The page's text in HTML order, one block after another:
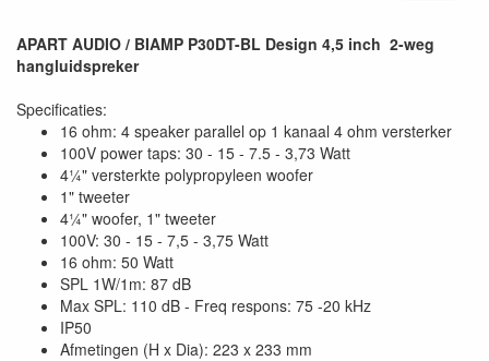
APART AUDIO / BIAMP P30DT-BL Design 4,5 inch 2-weg
hangluidspreker
Specificaties:
16 ohm: 4 speaker parallel op 1 kanaal 4 ohm versterker
100V power taps: 30 - 15 - 7.5 - 3,73 Watt
4¼" versterkte polypropyleen woofer
1" tweeter
4¼" woofer, 1" tweeter
100V: 30 - 15 - 7,5 - 3,75 Watt
16 ohm: 50 Watt
SPL 1W/1m: 87 dB
Max SPL: 110 dB - Freq respons: 75 -20 kHz
IP50
Afmetingen (H x Dia): 223 x 233 mm